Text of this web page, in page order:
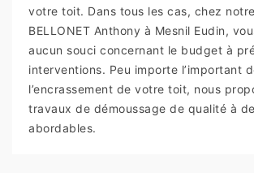
votre toit. Dans tous les cas, chez
BELLONET Anthony à Mesnil Eudin,
aucun souci concernant le budget à
interventions. Peu importe l’important
l’encrassement de votre toit, nous
travaux de démoussage de qualité à
abordables.